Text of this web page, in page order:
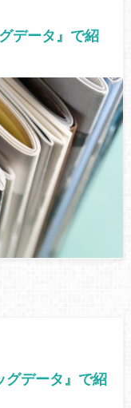
データ』で紹
グデータ』で紹